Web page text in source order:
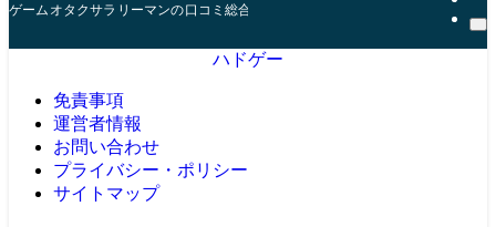
ゲームオタクサラリーマンの口コミ総合サイト
ハドゲー
免責事項
運営者情報
お問い合わせ
プライバシー・ポリシー
サイトマップ